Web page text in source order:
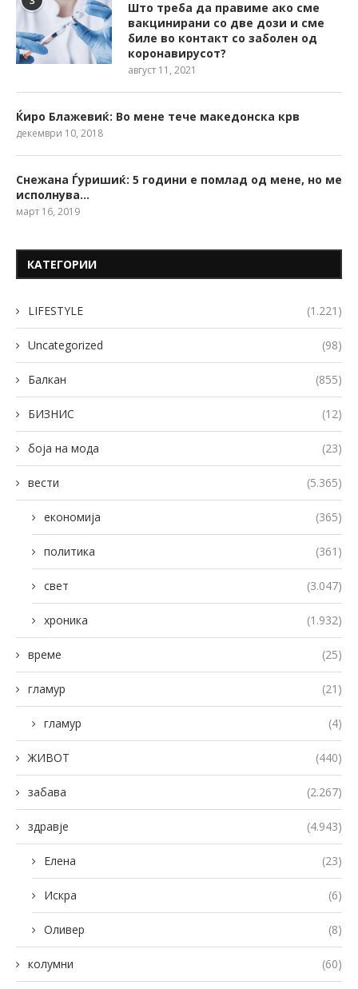
Што треба да правиме ако сме
вакцинирани со две дози и сме
биле во контакт со заболен од
коронавирусот?
август 11, 2021
Ќиро Блажевиќ: Во мене тече македонска крв
декември 10, 2018
Снежана Ѓуришиќ: 5 години е помлад од мене, но ме
исполнува…
март 16, 2019
КАТЕГОРИИ
LIFESTYLE (1.221)
Uncategorized (98)
Балкан (855)
БИЗНИС (12)
боја на мода (23)
вести (5.365)
економија (365)
политика (361)
свет (3.047)
хроника (1.932)
време (25)
гламур (21)
гламур (4)
ЖИВОТ (440)
забава (2.267)
здравје (4.943)
Елена (23)
Искра (6)
Оливер (8)
колумни (60)